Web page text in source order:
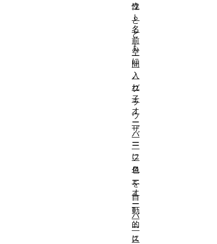
性
と
と
も
に
、
ブ
ラ
ウ
ザ
ー
に
色
を
自
動
的
に
ウ
ト
名
前
空
間
入
れ
子
オ
ー
バ
ー
フ
ロ
ー
オ
ー
バ
ー
ス